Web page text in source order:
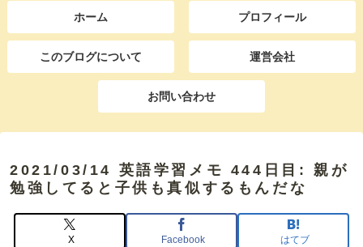
ホーム プロフィール
このブログについて 運営会社
お問い合わせ
2021/03/14 英語学習メモ 444日目: 親が
勉強してると子供も真似するもんだな
X Facebook はてブ